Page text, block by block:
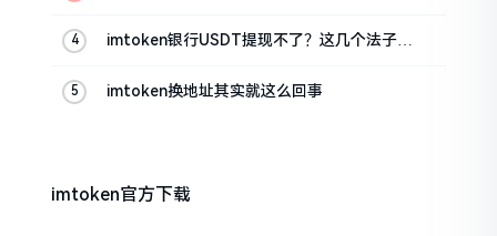
imtoken银行USDT提现不了？这几个法子能
imtoken换地址其实就这么回事
imtoken官方下载